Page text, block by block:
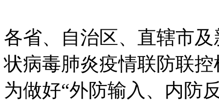
各省、自治区、直辖市
状病毒肺炎疫情联防联
为做好“外防输入、内防